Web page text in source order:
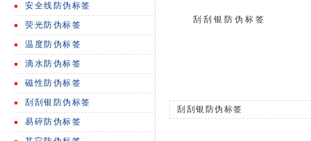
安全线防伪标签
荧光防伪标签
温度防伪标签
滴水防伪标签
磁性防伪标签
刮刮银防伪标签
易碎防伪标签
刮刮银防伪标签
刮刮银防伪标签